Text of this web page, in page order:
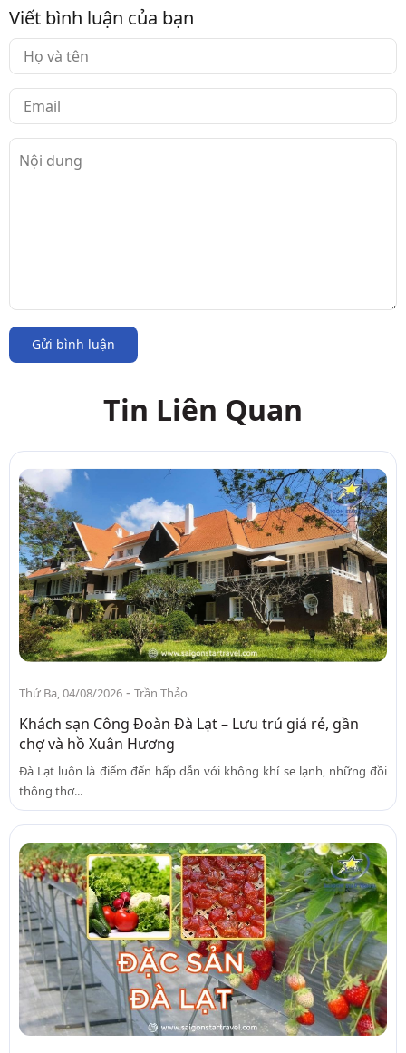
Viết bình luận của bạn
Gửi bình luận
Tin Liên Quan
Thứ Ba, 04/08/2026 - Trần Thảo
Khách sạn Công Đoàn Đà Lạt – Lưu trú giá rẻ, gần
chợ và hồ Xuân Hương
Đà Lạt luôn là điểm đến hấp dẫn với không khí se lạnh, những đồi
thông thơ...